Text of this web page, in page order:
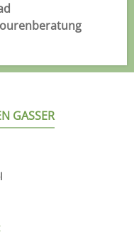
GASSER